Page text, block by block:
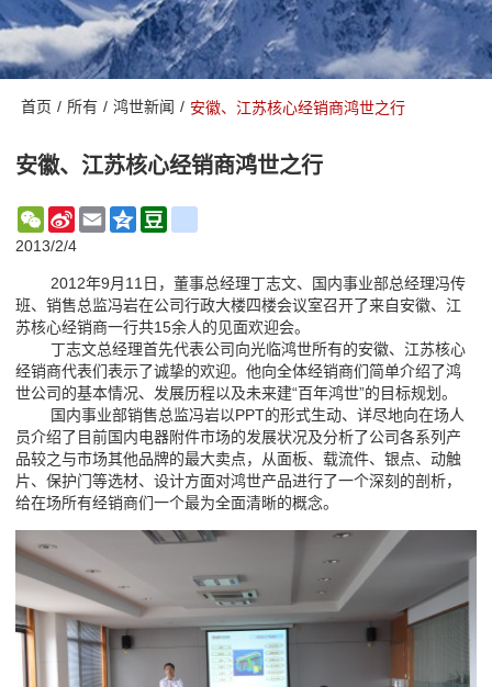
首页 / 所有 / 鸿世新闻 / 安徽、江苏核心经销商鸿世之行
安徽、江苏核心经销商鸿世之行
WeChat
Sina
Weibo
Email Qzone
2013/2/4
2012年9月11日，董事总经理丁志文、国内事业部总经理冯传
班、销售总监冯岩在公司行政大楼四楼会议室召开了来自安徽、江
苏核心经销商一行共15余人的见面欢迎会。
丁志文总经理首先代表公司向光临鸿世所有的安徽、江苏核心
经销商代表们表示了诚挚的欢迎。他向全体经销商们简单介绍了鸿
世公司的基本情况、发展历程以及未来建“百年鸿世”的目标规划。
国内事业部销售总监冯岩以PPT的形式生动、详尽地向在场人
员介绍了目前国内电器附件市场的发展状况及分析了公司各系列产
品较之与市场其他品牌的最大卖点，从面板、载流件、银点、动触
片、保护门等选材、设计方面对鸿世产品进行了一个深刻的剖析，
给在场所有经销商们一个最为全面清晰的概念。